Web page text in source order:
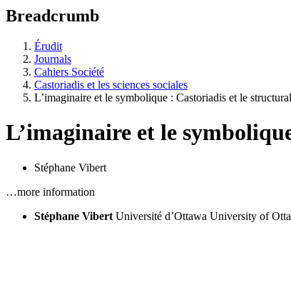
Breadcrumb
Érudit
Journals
Cahiers Société
Castoriadis et les sciences sociales
L’imaginaire et le symbolique : Castoriadis et le
L’imaginaire et le
Stéphane Vibert
…more information
Stéphane Vibert Université d’Ottawa University of